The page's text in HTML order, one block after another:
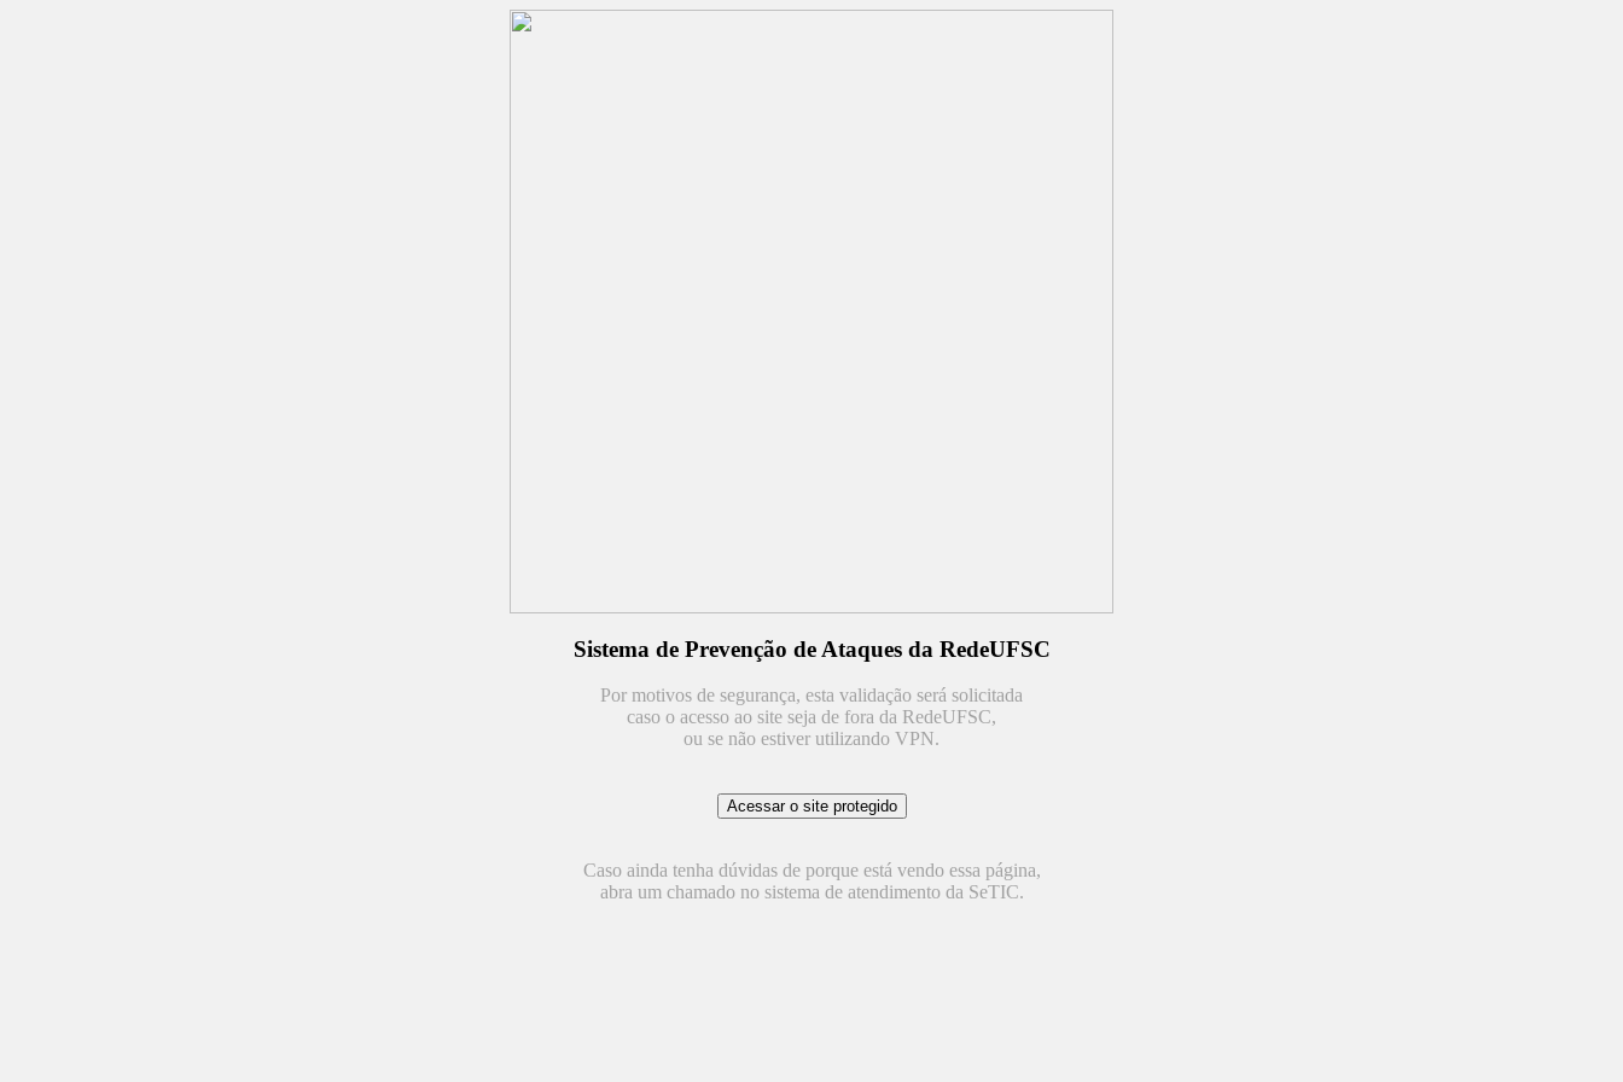
Sistema de Prevenção de Ataques da RedeUFSC
Por motivos de segurança, esta validação será solicitada
caso o acesso ao site seja de fora da RedeUFSC,
ou se não estiver utilizando VPN.
Caso ainda tenha dúvidas de porque está vendo essa página,
abra um chamado no sistema de atendimento da SeTIC.